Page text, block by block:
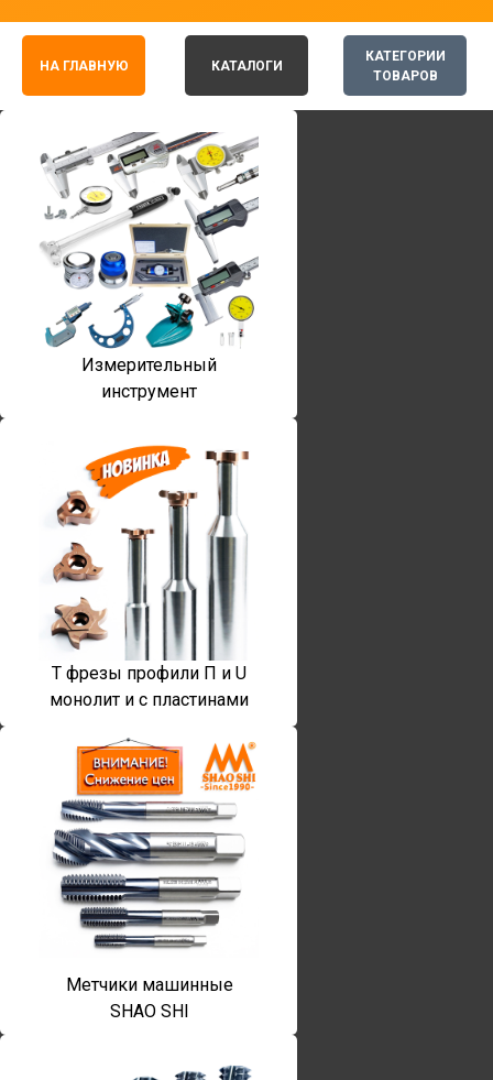
КАТЕГОРИИ
ТОВАРОВ
НА ГЛАВНУЮ КАТАЛОГИ
Измерительный
инструмент
T фрезы профили П и U
монолит и с пластинами
Метчики машинные
SHAO SHI